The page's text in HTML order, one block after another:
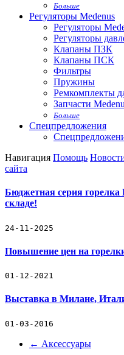
Больше
Регуляторы Medenus
Регуляторы
Регуляторы
Клапаны ПЗК
Клапаны ПСК
Фильтры
Пружины
Ремкомплекты
Запчасти
Больше
Спецпредложения
Навигация Помощь
сайта
Бюджетная серия
складе!
24-11-2025
Повышение цен на
01-12-2021
Выставка в Милане,
01-03-2016
← Аксессуары